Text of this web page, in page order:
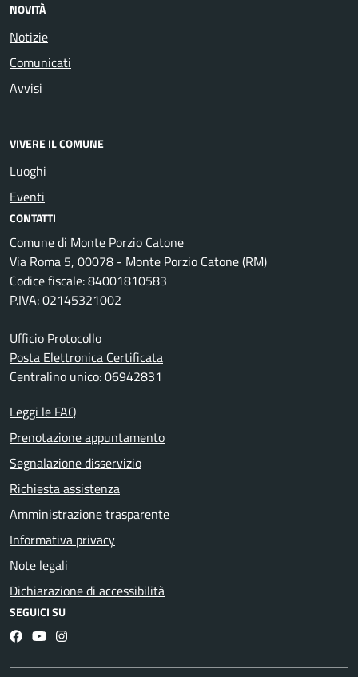
NOVITÀ
Notizie
Comunicati
Avvisi
VIVERE IL COMUNE
Luoghi
Eventi
CONTATTI
Comune di Monte Porzio Catone
Via Roma 5, 00078 - Monte Porzio Catone (RM)
Codice fiscale: 84001810583
P.IVA: 02145321002
Ufficio Protocollo
Posta Elettronica Certificata
Centralino unico: 06942831
Leggi le FAQ
Prenotazione appuntamento
Segnalazione disservizio
Richiesta assistenza
Amministrazione trasparente
Informativa privacy
Note legali
Dichiarazione di accessibilità
SEGUICI SU
Facebook
YouTubeInstagram